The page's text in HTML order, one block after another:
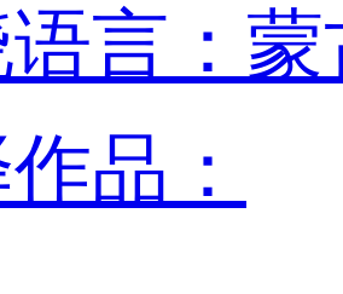
言：
品：